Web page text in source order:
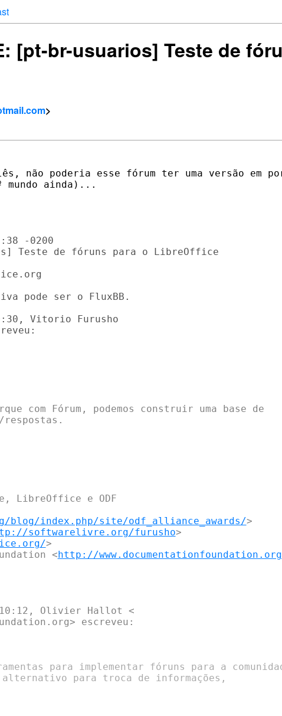
[pt-br-usuarios] Teste de
>
não poderia esse fórum ter uma versão em
ainda)...
-0200
Teste de fóruns para o LibreOffice
pode ser o FluxBB.
Vitorio Furusho
com Fórum, podemos construir uma base de
respostas.
LibreOffice e ODF
blog/index.php/site/odf_alliance_awards/>
softwarelivre.org/furusho>
>
<http://
10:12, Olivier Hallot <
escreveu:
para implementar fóruns para a